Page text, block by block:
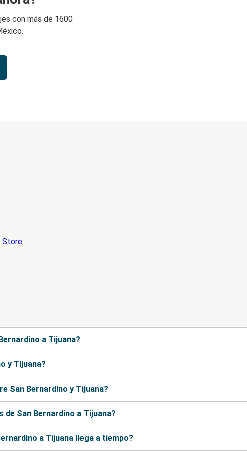
con más de 1600
a Tijuana?
y Tijuana?
San Bernardino y Tijuana?
San Bernardino a Tijuana?
a Tijuana llega a tiempo?